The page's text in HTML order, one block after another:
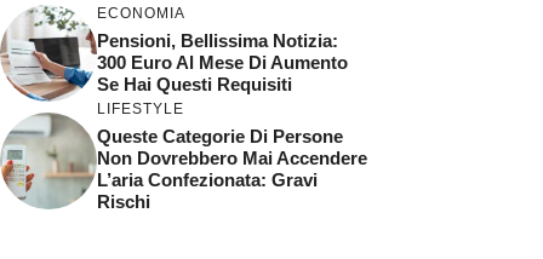
ECONOMIA
Pensioni, Bellissima Notizia:
300 Euro Al Mese Di Aumento
Se Hai Questi Requisiti
LIFESTYLE
Queste Categorie Di Persone
Non Dovrebbero Mai Accendere
L’aria Confezionata: Gravi
Rischi